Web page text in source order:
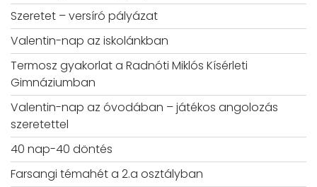
Szeretet – versíró pályázat
Valentin-nap az iskolánkban
Termosz gyakorlat a Radnóti Miklós Kísérleti
Gimnáziumban
Valentin-nap az óvodában – játékos angolozás
szeretettel
40 nap-40 döntés
Farsangi témahét a 2.a osztályban